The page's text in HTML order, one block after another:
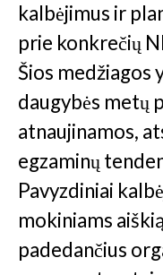
kalbėjimus ir
prie konkrečių
Šios medžiagos
daugybės metų
atnaujinamos,
egzaminų
Pavyzdiniai
mokiniams
padedančius